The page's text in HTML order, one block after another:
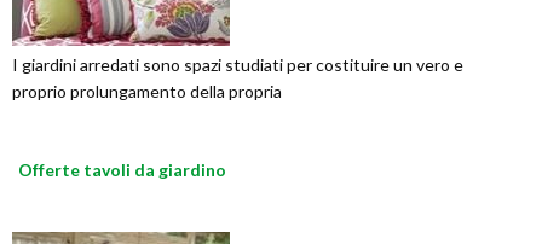
I giardini arredati sono spazi studiati per costituire un vero e
proprio prolungamento della propria
Offerte tavoli da giardino